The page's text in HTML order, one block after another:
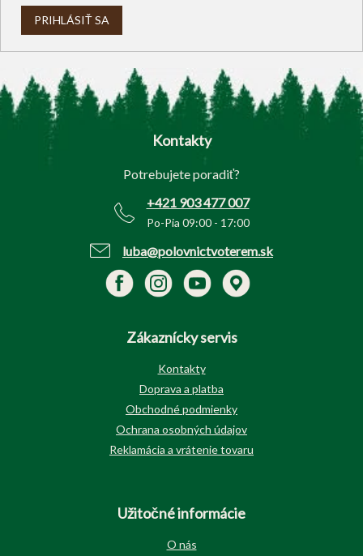
PRIHLÁSIŤ SA
Z
Kontakty
Potrebujete poradiť?
+421 903 477 007
Po-Pia 09:00 - 17:00
luba@polovnictvoterem.sk
Zákaznícky servis
Kontakty
Doprava a platba
Obchodné podmienky
Ochrana osobných údajov
Reklamácia a vrátenie tovaru
Užitočné informácie
O nás